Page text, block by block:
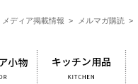
メディア掲載情報 > メルマガ購読 >